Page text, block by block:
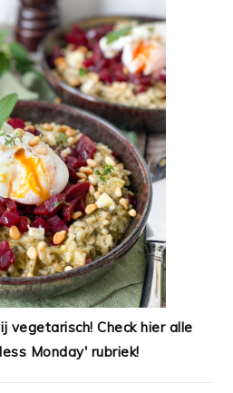
vegetarisch! Check hier alle
Monday' rubriek!